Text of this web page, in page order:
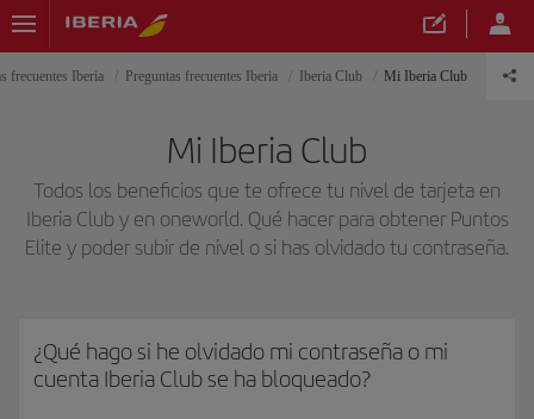
frecuentes Iberia Preguntas frecuentes Iberia Iberia Club Mi Iberia Club
Mi Iberia Club
Todos los beneficios que te ofrece tu nivel de tarjeta en
Iberia Club y en oneworld. Qué hacer para obtener Puntos
Elite y poder subir de nivel o si has olvidado tu contraseña.
¿Qué hago si he olvidado mi contraseña o mi
cuenta Iberia Club se ha bloqueado?